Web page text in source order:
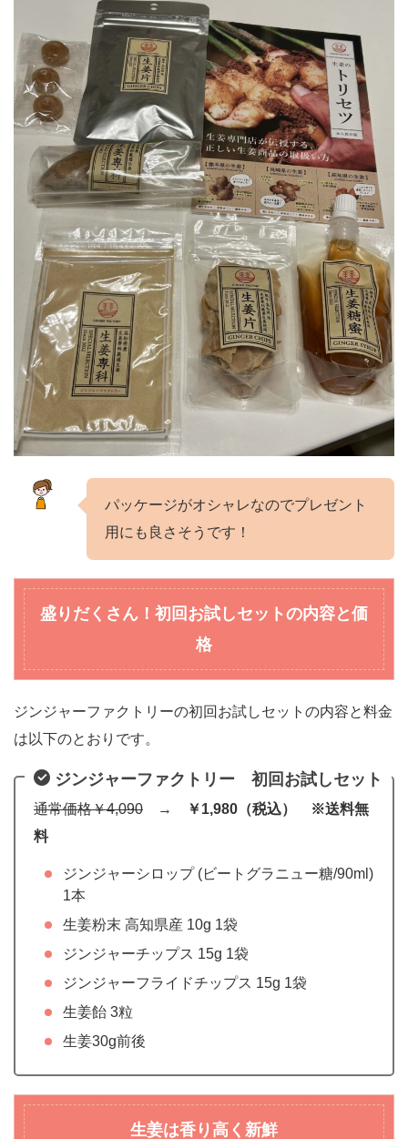
パッケージがオシャレなのでプレゼント
用にも良さそうです！
盛りだくさん！初回お試しセットの内容と価
格
ジンジャーファクトリーの初回お試しセットの内容と料金
は以下のとおりです。
ジンジャーファクトリー 初回お試しセット
通常価格￥4,090 →
￥1,980（税込） ※送料無
料
ジンジャーシロップ (ビートグラニュー糖/90ml)
1本
生姜粉末 高知県産 10g 1袋
ジンジャーチップス 15g 1袋
ジンジャーフライドチップス 15g 1袋
生姜飴 3粒
生姜30g前後
生姜は香り高く新鮮